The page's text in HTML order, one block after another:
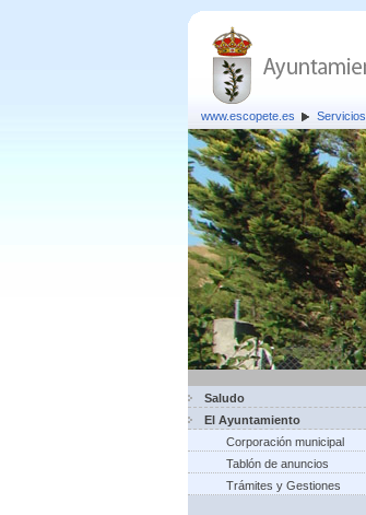
www.escopete.es Servicios
Saludo
El Ayuntamiento
Corporación municipal
Tablón de anuncios
Trámites y Gestiones